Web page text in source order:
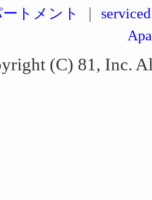
トメント
(C) 81, Inc.